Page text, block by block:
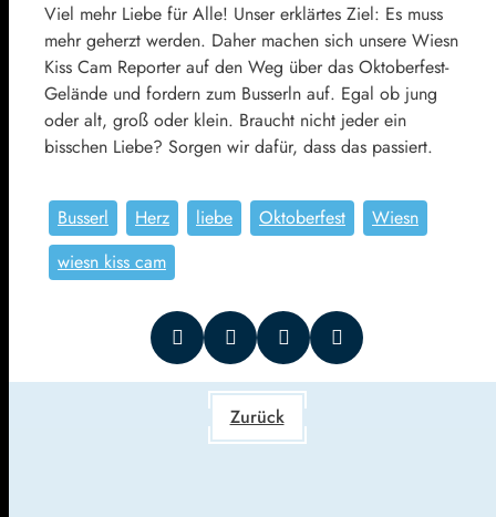
Viel mehr Liebe für Alle! Unser erklärtes Ziel: Es muss
mehr geherzt werden. Daher machen sich unsere Wiesn
Kiss Cam Reporter auf den Weg über das Oktoberfest-
Gelände und fordern zum Busserln auf. Egal ob jung
oder alt, groß oder klein. Braucht nicht jeder ein
bisschen Liebe? Sorgen wir dafür, dass das passiert.
Busserl Herz liebe Oktoberfest
Wiesn
wiesn kiss cam
Zurück